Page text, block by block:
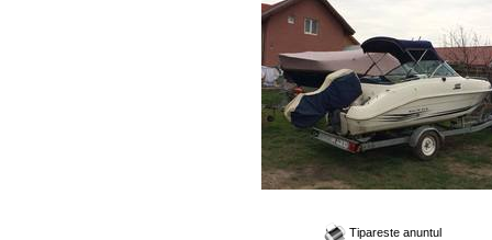
Tipareste anuntul